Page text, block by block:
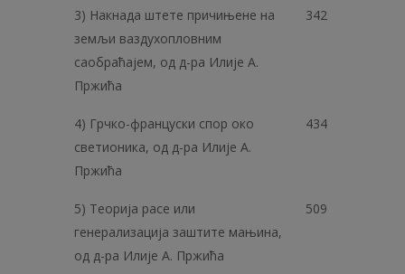
3) Накнада штете причињене на
земљи ваздухопловним
саобраћајем, од д-ра Илије А.
Пржића
342
4) Грчко-француски спор око
светионика, од д-ра Илије А.
Пржића
434
5) Теорија расе или
генерализација заштите мањина,
од д-ра Илије А. Пржића
509